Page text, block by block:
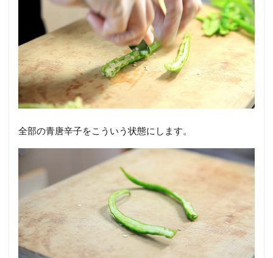
全部の青唐辛子をこういう状態にします。